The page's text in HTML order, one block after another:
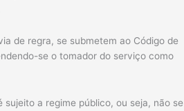
de regra, se submetem ao Código de
se o tomador do serviço como
sujeito a regime público, ou seja, não se